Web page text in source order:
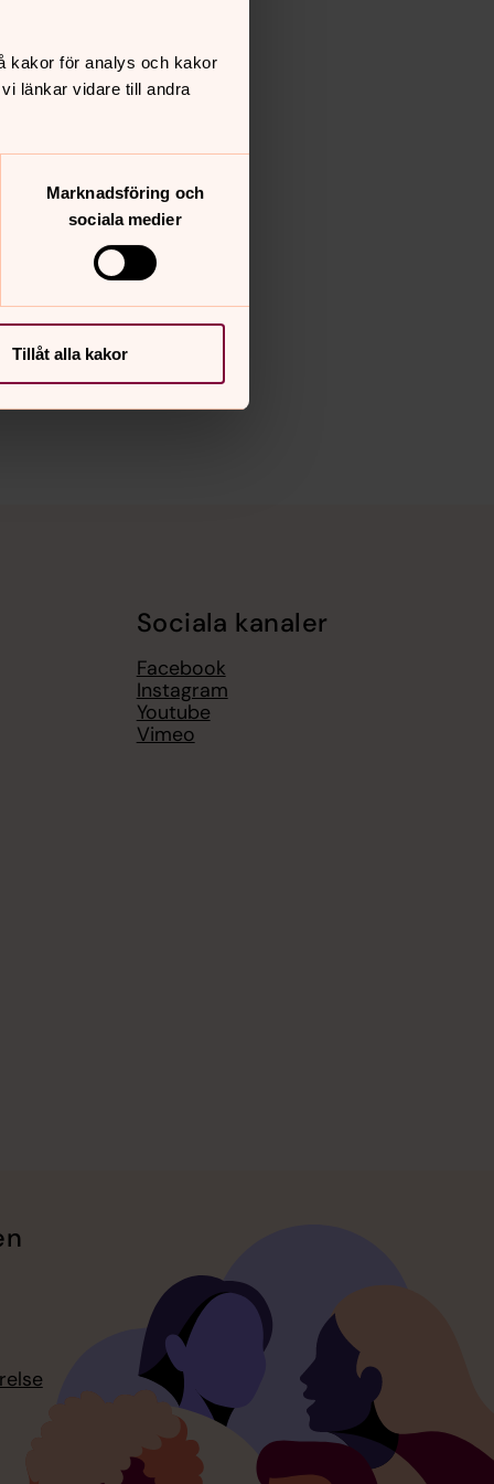
kakor för analys och kakor
länkar vidare till andra
Marknadsföring och
sociala medier
Tillåt alla kakor
Sociala kanaler
Facebook
Instagram
Youtube
Vimeo